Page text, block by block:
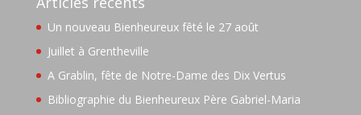
Un nouveau Bienheureux fêté le 27 août
Juillet à Grentheville
A Grablin, fête de Notre-Dame des Dix Vertus
Bibliographie du Bienheureux Père Gabriel-Maria